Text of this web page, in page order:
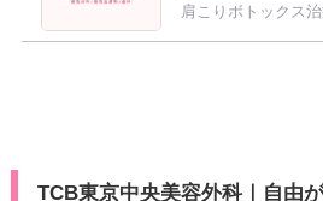
肩こりボトックス
TCB東京中央美容外科｜自由